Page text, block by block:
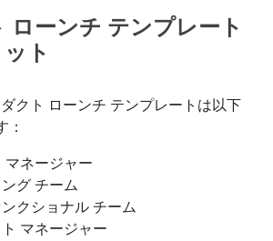
ローンチ テンプレート
ト
クト ローンチ テンプレートは以下
：
マネージャー
グ チーム
クショナル チーム
マネージャー